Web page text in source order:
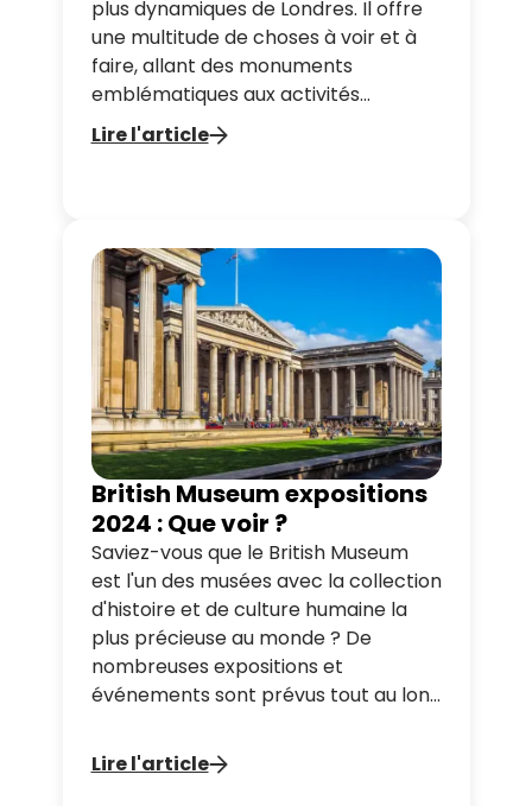
plus dynamiques de Londres. Il offre
une multitude de choses à voir et à
faire, allant des monuments
emblématiques aux activités
culturelles captivantes. Dans cet
article, nous vous guidons à travers
différents tours en bus, vous pourrez
vous y rendre facilement, et pourrez
également profiter de la vue depuis
la rive nord.
Lire l'article
British Museum expositions
2024 : Que voir ?
Saviez-vous que le British Museum
est l'un des musées avec la collection
d'histoire et de culture humaine la
plus précieuse au monde ? De
nombreuses expositions et
événements sont prévus tout au long
bus Découverte de Londres pour
faire un arrêt au musée !
Lire l'article